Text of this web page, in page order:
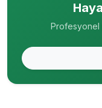
Profesyonel